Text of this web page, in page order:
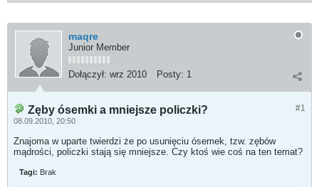
maqre
Junior Member
Dołączył: wrz 2010 Posty: 1
#1
Zęby ósemki a mniejsze policzki?
08.09.2010, 20:50
Znajoma w uparte twierdzi że po usunięciu ósemek, tzw. zębów
mądrości, policzki stają się mniejsze. Czy ktoś wie coś na ten temat?
Tagi: Brak